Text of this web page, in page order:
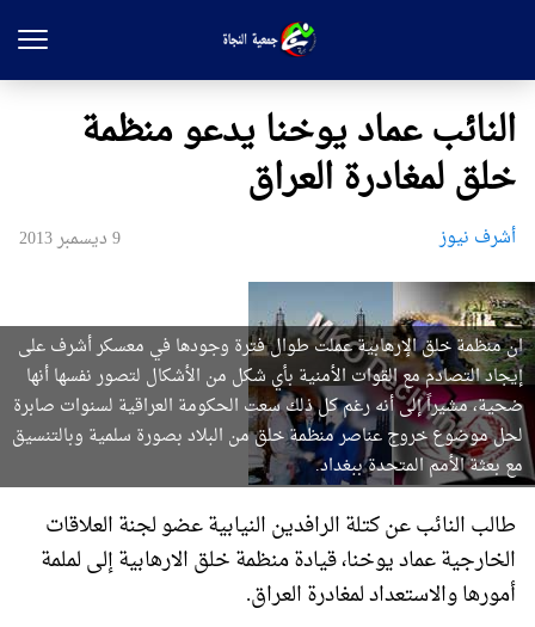
النائب عماد يوخنا يدعو منظمة
خلق لمغادرة العراق
أشرف نيوز 9 ديسمبر 2013
ان منظمة خلق الإرهابية عملت طوال فترة وجودها في معسكر أشرف على
إيجاد التصادم مع القوات الأمنية بأي شكل من الأشكال لتصور نفسها أنها
ضحية، مشيراً إلى أنه رغم كل ذلك سعت الحكومة العراقية لسنوات صابرة
لحل موضوع خروج عناصر منظمة خلق من البلاد بصورة سلمية وبالتنسيق
مع بعثة الأمم المتحدة ببغداد.
طالب النائب عن كتلة الرافدين النيابية عضو لجنة العلاقات
الخارجية عماد يوخنا، قيادة منظمة خلق الارهابية إلى لملمة
أمورها والاستعداد لمغادرة العراق.